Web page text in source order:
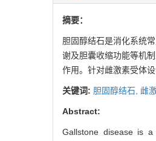
摘要：
胆固醇结石是消化系统
谢及胆囊收缩功能等机
作用。针对雌激素受体
关键词: 胆固醇结石, 雌
Abstract:
Gallstone disease is